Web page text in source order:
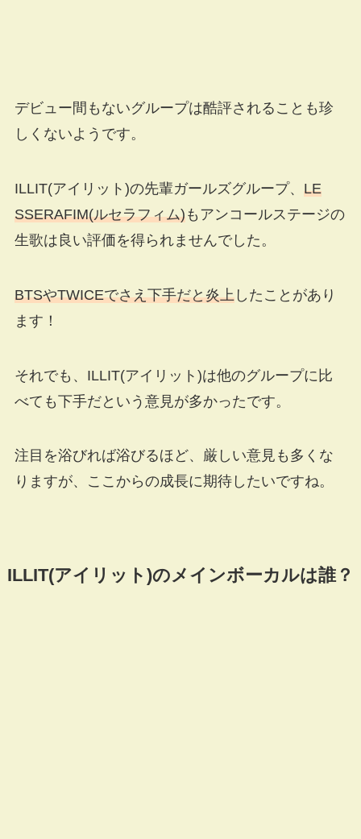
デビュー間もないグループは酷評されることも珍
しくないようです。
ILLIT(アイリット)の先輩ガールズグループ、 LE
SSERAFIM(ルセラフィム)もアンコールステージの
生歌は良い評価を得られませんでした。
BTSやTWICEでさえ下手だと炎上したことがあり
ます！
それでも、ILLIT(アイリット)は他のグループに比
べても下手だという意見が多かったです。
注目を浴びれば浴びるほど、厳しい意見も多くな
りますが、ここからの成長に期待したいですね。
ILLIT(アイリット)のメインボーカルは誰？